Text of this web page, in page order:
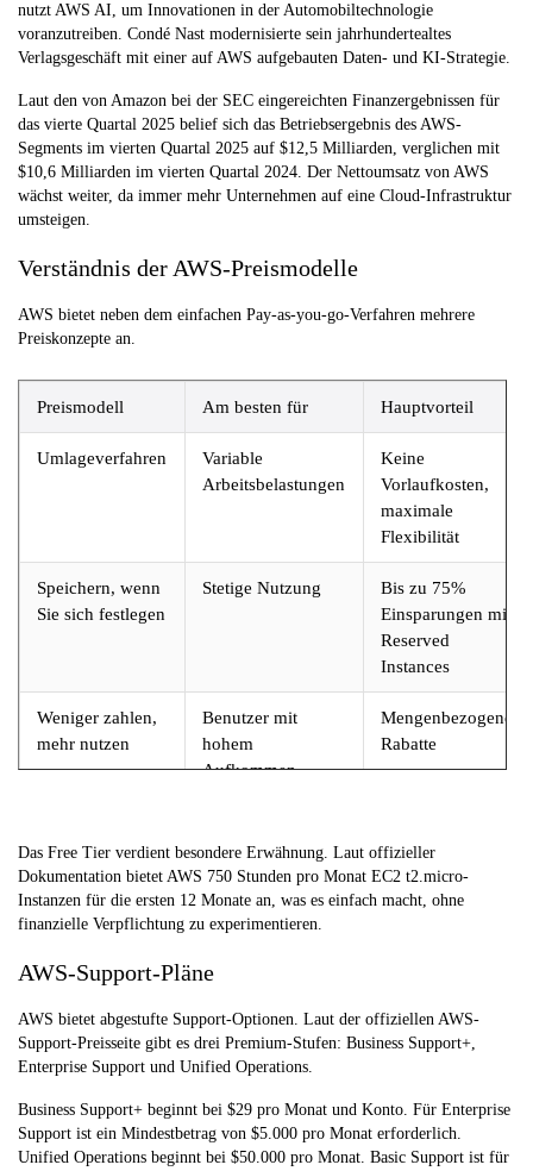
nutzt AWS AI, um Innovationen in der Automobiltechnologie
voranzutreiben. Condé Nast modernisierte sein jahrhundertealtes
Verlagsgeschäft mit einer auf AWS aufgebauten Daten- und KI-Strategie.
Laut den von Amazon bei der SEC eingereichten Finanzergebnissen für
das vierte Quartal 2025 belief sich das Betriebsergebnis des AWS-
Segments im vierten Quartal 2025 auf $12,5 Milliarden, verglichen mit
$10,6 Milliarden im vierten Quartal 2024. Der Nettoumsatz von AWS
wächst weiter, da immer mehr Unternehmen auf eine Cloud-Infrastruktur
umsteigen.
Verständnis der AWS-Preismodelle
AWS bietet neben dem einfachen Pay-as-you-go-Verfahren mehrere
Preiskonzepte an.
Preismodell Am besten für Hauptvorteil
Umlageverfahren
Variable
Arbeitsbelastungen
Keine
Vorlaufkosten,
maximale
Flexibilität
Speichern, wenn
Sie sich festlegen
Stetige Nutzung
Bis zu 75%
Einsparungen mit
Reserved
Instances
Weniger zahlen,
mehr nutzen
Benutzer mit
hohem
Aufkommen
Mengenbezogene
Rabatte
Stunden/Monat
EC2 für 12
Monate
Das Free Tier verdient besondere Erwähnung. Laut offizieller
Dokumentation bietet AWS 750 Stunden pro Monat EC2 t2.micro-
Instanzen für die ersten 12 Monate an, was es einfach macht, ohne
finanzielle Verpflichtung zu experimentieren.
AWS-Support-Pläne
AWS bietet abgestufte Support-Optionen. Laut der offiziellen AWS-
Support-Preisseite gibt es drei Premium-Stufen: Business Support+,
Enterprise Support und Unified Operations.
Business Support+ beginnt bei $29 pro Monat und Konto. Für Enterprise
Support ist ein Mindestbetrag von $5.000 pro Monat erforderlich.
Unified Operations beginnt bei $50.000 pro Monat. Basic Support ist für